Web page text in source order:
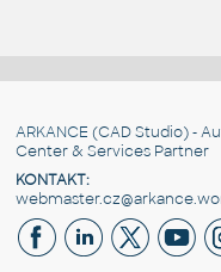
ARKANCE (CAD Studio) -
Center & Services Partner
KONTAKT: